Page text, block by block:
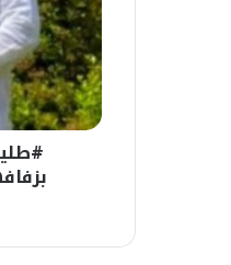
تحتفل
بزفافها..
وابنتهما
لينا
تشاركها
فرحتها..صور.